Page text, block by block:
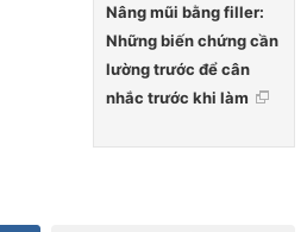
Nâng mũi bằng filler:
Những biến chứng cần
lường trước để cân
nhắc trước khi làm